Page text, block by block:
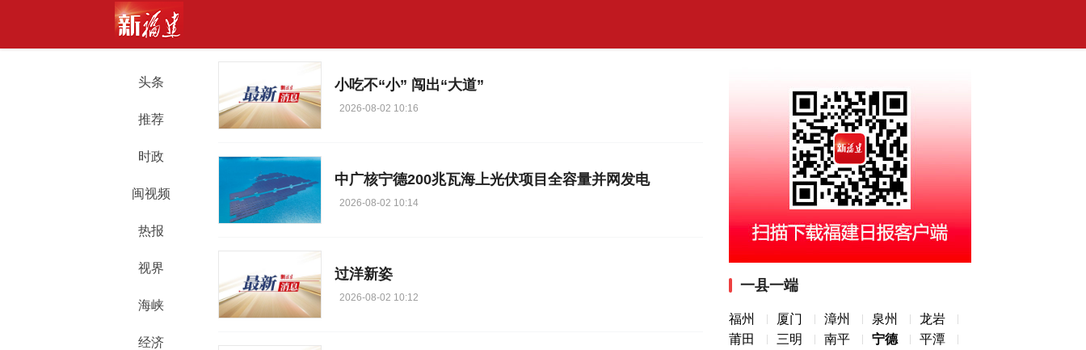
头条
推荐
时政
闽视频
热报
视界
海峡
经济
小吃不“小” 闯出“大道”
2026-08-02 10:16
中广核宁德200兆瓦海上光伏项目全容量并网发电
2026-08-02 10:14
过洋新姿
2026-08-02 10:12
一县一端
福州 厦门 漳州 泉州
龙岩
莆田
三明 南平 宁德
平潭